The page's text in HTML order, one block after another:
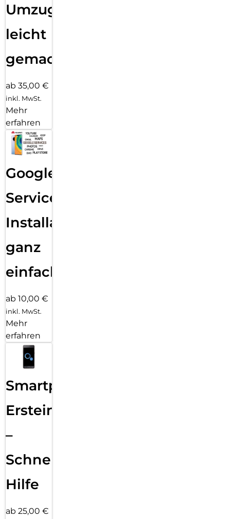
Umzug
leicht
gemacht!
ab 35,00 €
inkl. MwSt.
Mehr
erfahren
Google
Services
Installation
ganz
einfach
ab 10,00 €
inkl. MwSt.
Mehr
erfahren
Smartphone
Ersteinrichtung
–
Schnelle
Hilfe
ab 25,00 €